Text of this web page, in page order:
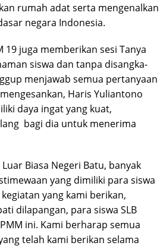
rumah adat serta mengenalkan
negara Indonesia.
juga memberikan sesi Tanya
siswa dan tanpa disangka-
menjawab semua pertanyaan
Haris Yuliantono
daya ingat yang kuat,
bagi dia untuk menerima
Biasa Negeri Batu, banyak
yang dimiliki para siswa
yang kami berikan,
dilapangan, para siswa SLB
ini. Kami berharap semua
telah kami berikan selama